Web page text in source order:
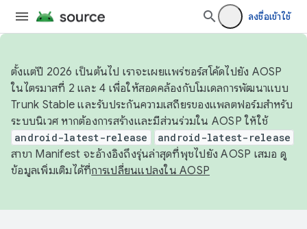
ลงชื่อเข้าใช้
ตั้งแต่ปี 2026 เป็นต้นไป เราจะเผยแพร่ซอร์สโค้ดไปยัง AOSP
ในไตรมาสที่ 2 และ 4 เพื่อให้สอดคล้องกับโมเดลการพัฒนาแบบ
Trunk Stable และรับประกันความเสถียรของแพลตฟอร์มสำหรับ
ระบบนิเวศ หากต้องการสร้างและมีส่วนร่วมใน AOSP ให้ใช้
android-latest-release android-latest-release
สาขา Manifest จะอ้างอิงถึงรุ่นล่าสุดที่พุชไปยัง AOSP เสมอ ดู
ข้อมูลเพิ่มเติมได้ที่การเปลี่ยนแปลงใน AOSP